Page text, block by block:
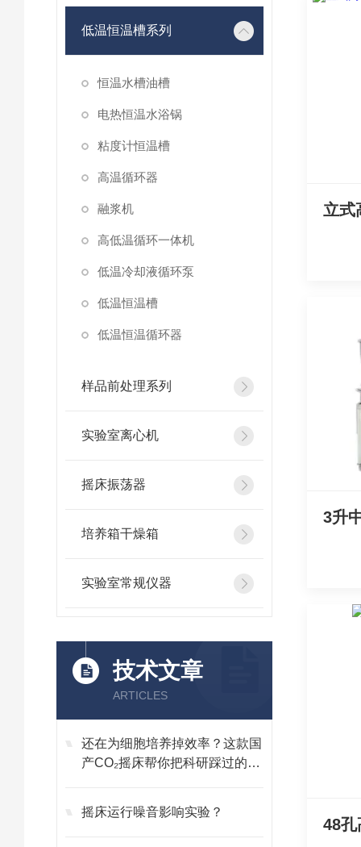
低温恒温槽系列
恒温水槽油槽
电热恒温水浴锅
粘度计恒温槽
高温循环器
融浆机
高低温循环一体机
低温冷却液循环泵
低温恒温槽
低温恒温循环器
样品前处理系列
实验室离心机
摇床振荡器
培养箱干燥箱
实验室常规仪器
技术文章
ARTICLES
还在为细胞培养掉效率？这款国
产CO₂摇床帮你把科研踩过的坑
摇床运行噪音影响实验？
48孔